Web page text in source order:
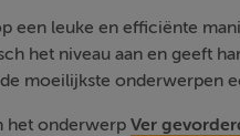
een leuke en efficiënte
het niveau aan en geeft
moeilijkste onderwerpen
het onderwerp Ver